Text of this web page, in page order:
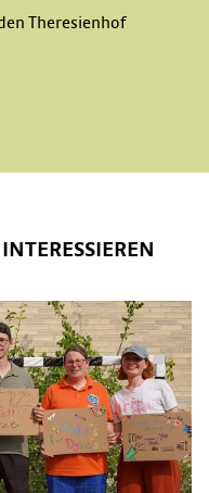
Theresienhof